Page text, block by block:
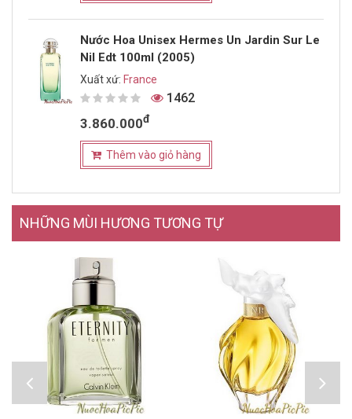
Nước Hoa Unisex Hermes Un Jardin Sur Le
Nil Edt 100ml (2005)
Xuất xứ: France
1462
3.860.000đ
Thêm vào giỏ hàng
NHỮNG MÙI HƯƠNG TƯƠNG TỰ